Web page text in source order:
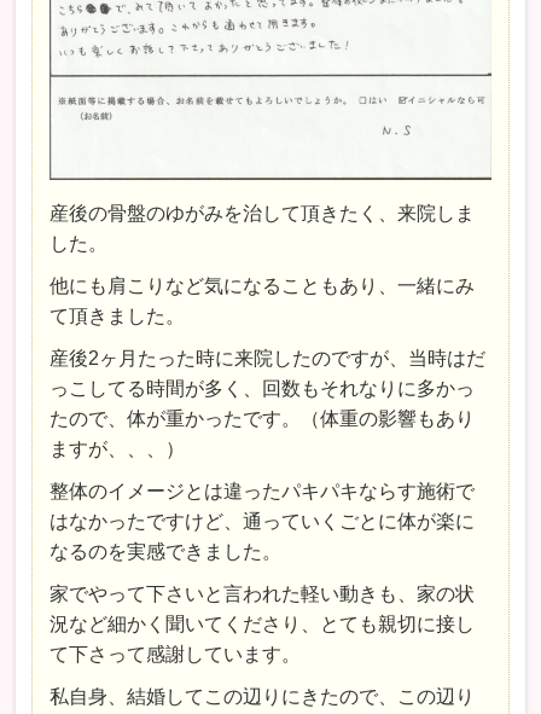
産後の骨盤のゆがみを治して頂きたく、来院しま
した。
他にも肩こりなど気になることもあり、一緒にみ
て頂きました。
産後2ヶ月たった時に来院したのですが、当時はだ
っこしてる時間が多く、回数もそれなりに多かっ
たので、体が重かったです。（体重の影響もあり
ますが、、、）
整体のイメージとは違ったパキパキならす施術で
はなかったですけど、通っていくごとに体が楽に
なるのを実感できました。
家でやって下さいと言われた軽い動きも、家の状
況など細かく聞いてくださり、とても親切に接し
て下さって感謝しています。
私自身、結婚してこの辺りにきたので、この辺り